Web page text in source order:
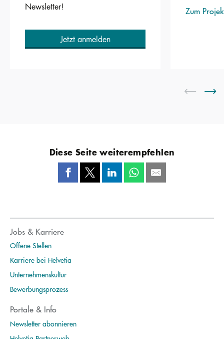
Newsletter!
Jetzt anmelden
Zum
Diese Seite weiterempfehlen
Jobs & Karriere
Offene Stellen
Karriere bei Helvetia
Unternehmenskultur
Bewerbungsprozess
Portale & Info
Newsletter abonnieren